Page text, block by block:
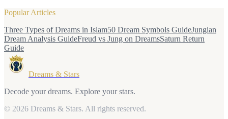
Popular Articles
Three Types of Dreams in Islam50 Dream Symbols GuideJungian
Dream Analysis GuideFreud vs Jung on DreamsSaturn Return
Guide
Dreams & Stars
Decode your dreams. Explore your stars.
© 2026 Dreams & Stars. All rights reserved.